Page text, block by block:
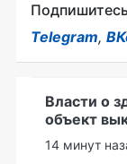
Telegram,
Власти о
объект
14 минут